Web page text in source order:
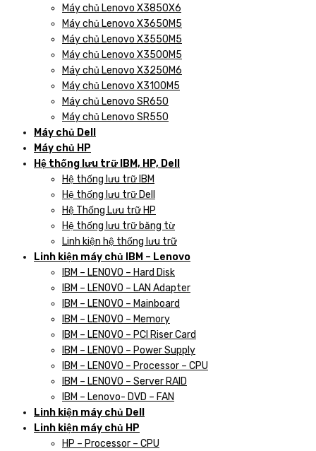
Máy chủ Lenovo X3850X6
Máy chủ Lenovo X3650M5
Máy chủ Lenovo X3550M5
Máy chủ Lenovo X3500M5
Máy chủ Lenovo X3250M6
Máy chủ Lenovo X3100M5
Máy chủ Lenovo SR650
Máy chủ Lenovo SR550
Máy chủ Dell
Máy chủ HP
Hệ thống lưu trữ IBM, HP, Dell
Hệ thống lưu trữ IBM
Hệ thống lưu trữ Dell
Hệ Thống Lưu trữ HP
Hệ thống lưu trữ băng từ
Linh kiện hệ thống lưu trữ
Linh kiện máy chủ IBM – Lenovo
IBM – LENOVO – Hard Disk
IBM – LENOVO – LAN Adapter
IBM – LENOVO – Mainboard
IBM – LENOVO – Memory
IBM – LENOVO – PCI Riser Card
IBM – LENOVO – Power Supply
IBM – LENOVO – Processor – CPU
IBM – LENOVO – Server RAID
IBM – Lenovo- DVD – FAN
Linh kiện máy chủ Dell
Linh kiện máy chủ HP
HP – Processor – CPU